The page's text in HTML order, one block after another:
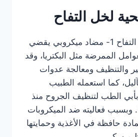
لخل التفاح
من أهم فوائد خل التفاح 1- مضاد ميكروبي يقضي
الممرضة مثل البكتريا، وقد
والتنظيف ومعالجة عدوات
كما استعمله الطبيب
الطب لتنظيف الجروح منذ
وبسبب فعاليته ضد الميكروبات
حافظة في الأغذية وحمايتها